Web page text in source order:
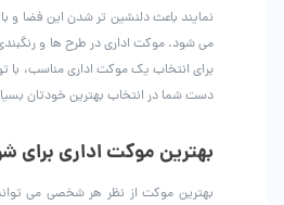
نمایند باعث دلنشین تر شدن این فضا و
می شود. موکت اداری در طرح ها و
برای انتخاب یک موکت اداری مناسب، با
دست شما در انتخاب بهترین خودتان
بهترین موکت اداری برای
بهترین موکت از نظر هر شخصی می